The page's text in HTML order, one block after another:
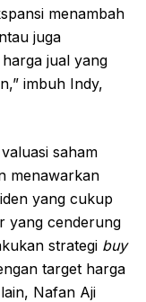
menambah
juga
jual yang
imbuh Indy,
saham
menawarkan
yang cukup
yang cenderung
strategi buy
target harga
Nafan Aji